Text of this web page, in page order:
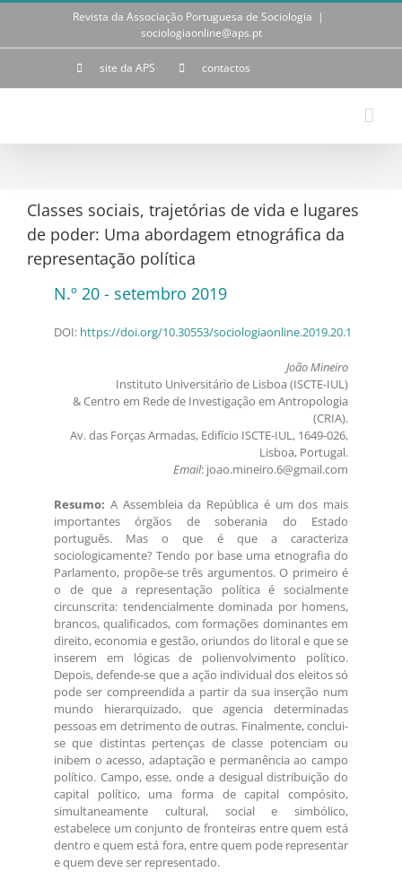
Skip
Revista da Associação Portuguesa de Sociologia |
sociologiaonline@aps.pt
site da APS contactos
Classes sociais, trajetórias de vida e lugares
de poder: Uma abordagem etnográfica da
representação política
N.º 20 - setembro 2019
DOI: https://doi.org/10.30553/sociologiaonline.2019.20.1
João Mineiro
Instituto Universitário de Lisboa (ISCTE-IUL)
& Centro em Rede de Investigação em Antropologia
(CRIA).
Av. das Forças Armadas, Edifício ISCTE-IUL, 1649-026,
Lisboa, Portugal.
Email: joao.mineiro.6@gmail.com
Resumo: A Assembleia da República é um dos mais
importantes órgãos de soberania do Estado
português. Mas o que é que a caracteriza
sociologicamente? Tendo por base uma etnografia do
Parlamento, propõe-se três argumentos. O primeiro é
o de que a representação política é socialmente
circunscrita: tendencialmente dominada por homens,
brancos, qualificados, com formações dominantes em
direito, economia e gestão, oriundos do litoral e que se
inserem em lógicas de polienvolvimento político.
Depois, defende-se que a ação individual dos eleitos só
pode ser compreendida a partir da sua inserção num
mundo hierarquizado, que agencia determinadas
pessoas em detrimento de outras. Finalmente, conclui-
se que distintas pertenças de classe potenciam ou
inibem o acesso, adaptação e permanência ao campo
político. Campo, esse, onde a desigual distribuição do
capital político, uma forma de capital compósito,
simultaneamente cultural, social e simbólico,
estabelece um conjunto de fronteiras entre quem está
dentro e quem está fora, entre quem pode representar
e quem deve ser representado.